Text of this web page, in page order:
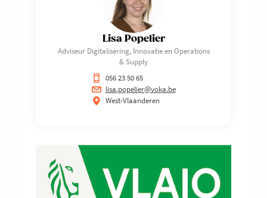
Lisa Popelier
Adviseur Digitalisering, Innovatie en Operations
& Supply
056 23 50 65
lisa.popelier@voka.be
West-Vlaanderen